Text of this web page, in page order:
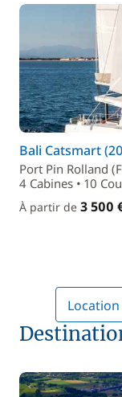
Bali Catsmart
Port Pin Rolland
4 Cabines • 10
À partir de 3 500